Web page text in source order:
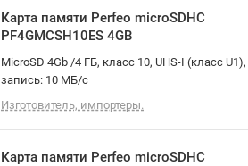
Карта памяти Perfeo microSDHC
PF4GMCSH10ES 4GB
MicroSD 4Gb /4 ГБ, класс 10, UHS-I (класс U1),
запись: 10 МБ/с
Изготовитель, импортеры.
Карта памяти Perfeo microSDHC